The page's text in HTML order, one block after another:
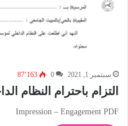
سبتمبر 1, 2021 0 87٬163
التزام باحترام النظام
Impression – Engagement PDF